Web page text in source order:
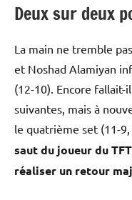
Deux sur deux
La main ne tremble
et Noshad Alamiyan
(12-10). Encore fallait-
suivantes, mais à
le quatrième set (11-9,
saut du joueur du
réaliser un retour